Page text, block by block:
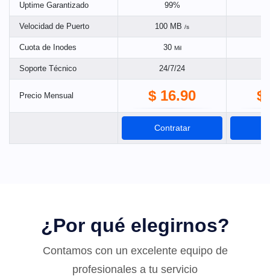
Uptime Garantizado 99%
Velocidad de Puerto 100 MB /s
Cuota de Inodes 30 Mil
Soporte Técnico 24/7/24
Precio Mensual $ 16.90 $
Contratar
¿Por qué elegirnos?
Contamos con un excelente equipo de
profesionales a tu servicio